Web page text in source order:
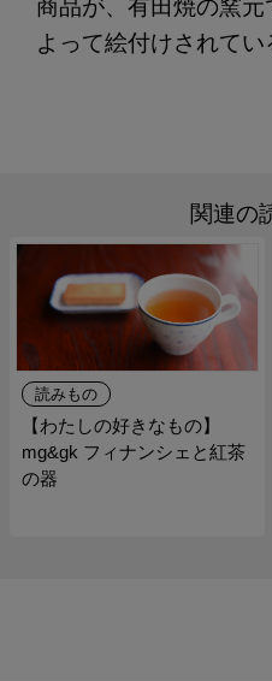
商品が、有田焼の窯
よって絵付けされてい
関連の
読みもの
【わたしの好きなもの】
mg&gk フィナンシェと紅茶
の器